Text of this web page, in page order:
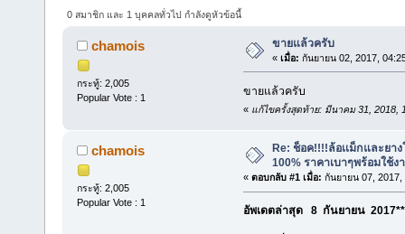
0 สมาชิก และ 1 บุคคลทั่วไป กำลังดูหัวข้อนี้
chamois
กระทู้: 2,005
Popular Vote : 1
ขายแล้วครับ
« เมื่อ: กันยายน 02, 2017,
ขายแล้วครับ
« แก้ไขครั้งสุดท้าย: มีนาคม 31, 2018,
chamois
กระทู้: 2,005
Popular Vote : 1
Re: ช็อค!!!!ล้อเเม็กและยา
100% ราคาเบาๆพร้อมใช้ง
« ตอบกลับ #1 เมื่อ: กันยายน 07, 2017,
อัพเดตล่าสุด 8 กันยายน